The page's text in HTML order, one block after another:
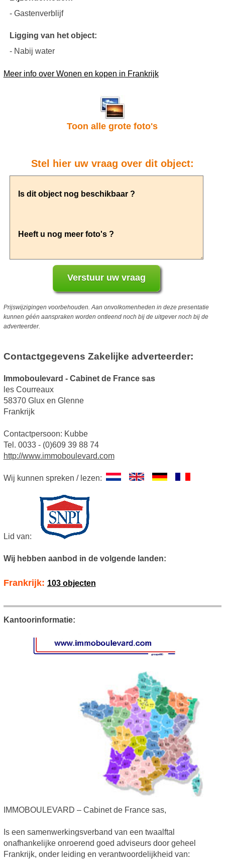
- Gastenverblijf
Ligging van het object:
- Nabij water
Meer info over Wonen en kopen in Frankrijk
Toon alle grote foto's
Stel hier uw vraag over dit object:
Prijswijzigingen voorbehouden. Aan onvolkomenheden in deze presentatie
kunnen géén aanspraken worden ontleend noch bij de uitgever noch bij de
adverteerder.
Contactgegevens Zakelijke adverteerder:
Immoboulevard - Cabinet de France sas
les Courreaux
58370 Glux en Glenne
Frankrijk
Contactpersoon: Kubbe
Tel. 0033 - (0)609 39 88 74
http://www.immoboulevard.com
Wij kunnen spreken / lezen:
Lid van:
Wij hebben aanbod in de volgende landen:
Frankrijk: 103 objecten
Kantoorinformatie:
IMMOBOULEVARD – Cabinet de France sas,
Is een samenwerkingsverband van een twaalftal
onafhankelijke onroerend goed adviseurs door geheel
Frankrijk, onder leiding en verantwoordelijkheid van: